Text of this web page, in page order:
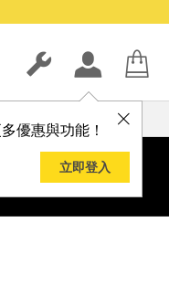
優惠與功能！
立即登入